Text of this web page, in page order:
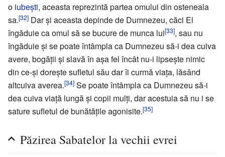
o iubești, aceasta reprezintă partea omului din osteneala
sa.[32] Dar și aceasta depinde de Dumnezeu, căci El
îngăduie ca omul să se bucure de munca lui[33], sau nu
îngăduie și se poate întâmpla ca Dumnezeu să-i dea cuiva
avere, bogății și slavă în așa fel încât nu-i lipsește nimic
din ce-și dorește sufletul său dar îi curmă viața, lăsând
altcuiva averea.[34] Se poate întâmpla ca Dumnezeu să-i
dea cuiva viață lungă și copii mulți, dar acestuia să nu i se
sature sufletul de bunătățile agonisite.[35]
Păzirea Sabatelor la vechii evrei